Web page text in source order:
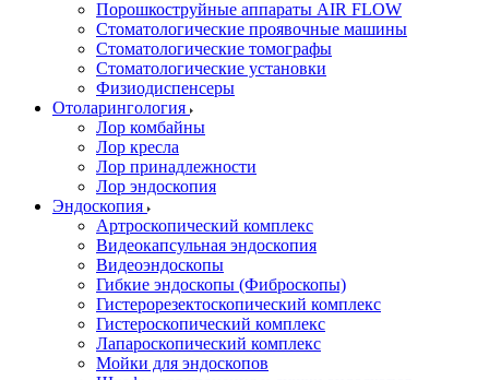
Порошкоструйные аппараты AIR FLOW
Стоматологические проявочные машины
Стоматологические томографы
Стоматологические установки
Физиодиспенсеры
Отоларингология
Лор комбайны
Лор кресла
Лор принадлежности
Лор эндоскопия
Эндоскопия
Артроскопический комплекс
Видеокапсульная эндоскопия
Видеоэндоскопы
Гибкие эндоскопы (Фиброcкопы)
Гистерорезектоскопический комплекс
Гистероскопический комплекс
Лапароскопический комплекс
Мойки для эндоскопов